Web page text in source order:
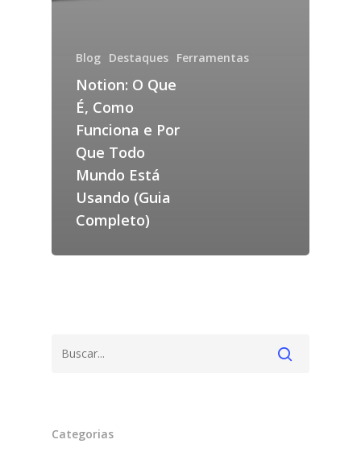
Blog Destaques Ferramentas
Notion: O Que
É, Como
Funciona e Por
Que Todo
Mundo Está
Usando (Guia
Completo)
Categorias